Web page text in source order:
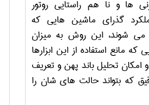
ها و نا هم راستایی روتور
گذرای ماشین هایی که
شوند، این روش به میزان
مانع استفاده از این ابزارها
تحلیل باند پهن و تعریف
که بتواند حالت های شان را